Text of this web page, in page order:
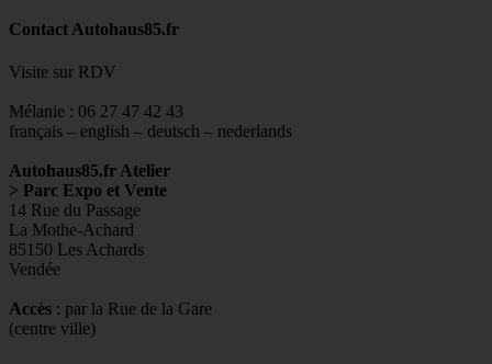
Contact Autohaus85.fr
Visite sur RDV
Mélanie : 06 27 47 42 43
français – english – deutsch – nederlands
Autohaus85.fr Atelier
> Parc Expo et Vente
14 Rue du Passage
La Mothe-Achard
85150 Les Achards
Vendée
Accès : par la Rue de la Gare
(centre ville)